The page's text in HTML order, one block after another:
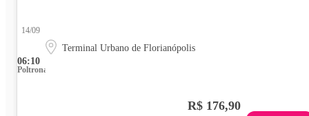
06:10
14/09
Terminal Urbano de Florianópolis
Poltrona
R$ 176,90